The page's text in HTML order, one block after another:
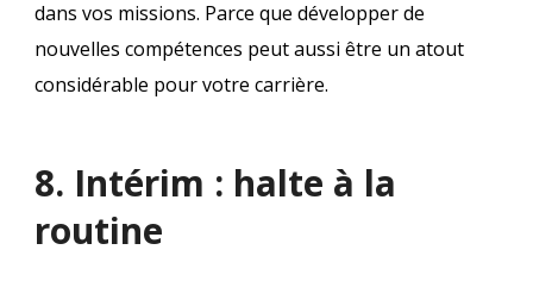
dans vos missions. Parce que développer de
nouvelles compétences peut aussi être un atout
considérable pour votre carrière.
8. Intérim : halte à la
routine